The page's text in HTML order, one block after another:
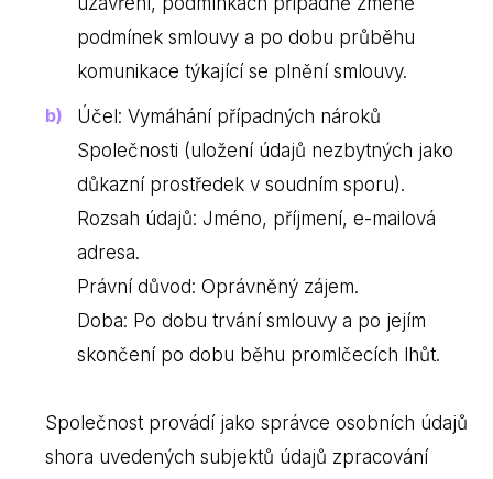
podmínek smlouvy a po dobu průběhu
komunikace týkající se plnění smlouvy.
Účel: Vymáhání případných nároků
Společnosti (uložení údajů nezbytných jako
důkazní prostředek v soudním sporu).
Rozsah údajů: Jméno, příjmení, e-mailová
adresa.
Právní důvod: Oprávněný zájem.
Doba: Po dobu trvání smlouvy a po jejím
skončení po dobu běhu promlčecích lhůt.
Společnost provádí jako správce osobních údajů
shora uvedených subjektů údajů zpracování